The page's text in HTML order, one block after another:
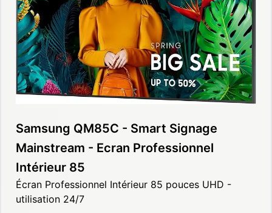
Samsung QM85C - Smart Signage
Mainstream - Ecran Professionnel
Intérieur 85
Écran Professionnel Intérieur 85 pouces UHD -
utilisation 24/7